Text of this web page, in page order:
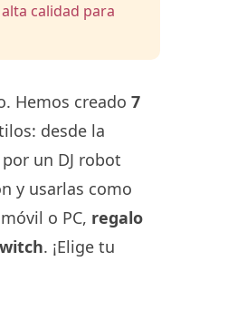
calidad para
Hemos creado 7
desde la
un DJ robot
y usarlas como
o PC, regalo
. ¡Elige tu